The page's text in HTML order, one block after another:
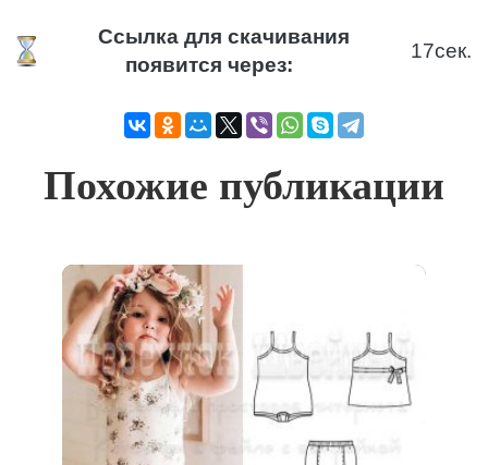
Ссылка для скачивания
появится через:
17сек.
Похожие публикации